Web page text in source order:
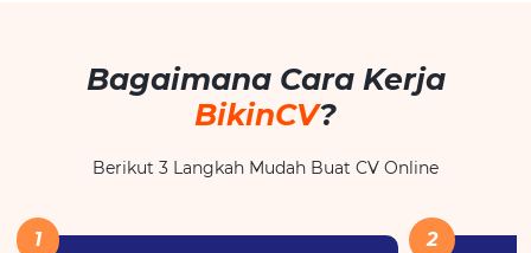
Bagaimana Cara Kerja
BikinCV?
Berikut 3 Langkah Mudah Buat CV Online
1 2